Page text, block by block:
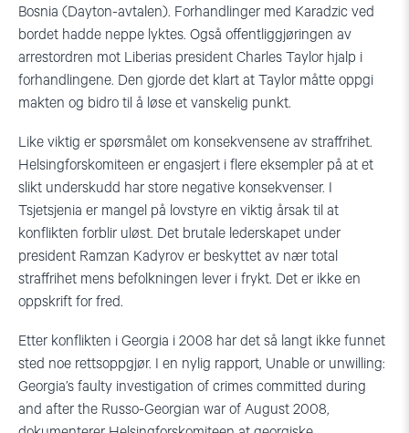
Bosnia (Dayton-avtalen). Forhandlinger med Karadzic ved
bordet hadde neppe lyktes. Også offentliggjøringen av
arrestordren mot Liberias president Charles Taylor hjalp i
forhandlingene. Den gjorde det klart at Taylor måtte oppgi
makten og bidro til å løse et vanskelig punkt.
Like viktig er spørsmålet om konsekvensene av straffrihet.
Helsingforskomiteen er engasjert i flere eksempler på at et
slikt underskudd har store negative konsekvenser. I
Tsjetsjenia er mangel på lovstyre en viktig årsak til at
konflikten forblir uløst. Det brutale lederskapet under
president Ramzan Kadyrov er beskyttet av nær total
straffrihet mens befolkningen lever i frykt. Det er ikke en
oppskrift for fred.
Etter konflikten i Georgia i 2008 har det så langt ikke funnet
sted noe rettsoppgjør. I en nylig rapport, Unable or unwilling:
Georgia’s faulty investigation of crimes committed during
and after the Russo-Georgian war of August 2008,